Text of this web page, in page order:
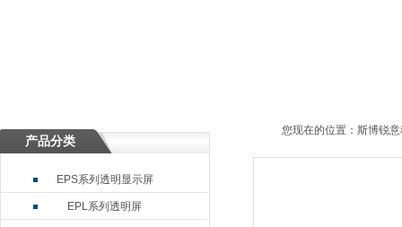
您现在的位置： 斯博锐
产品分类
EPS系列透明显示屏
EPL系列透明屏